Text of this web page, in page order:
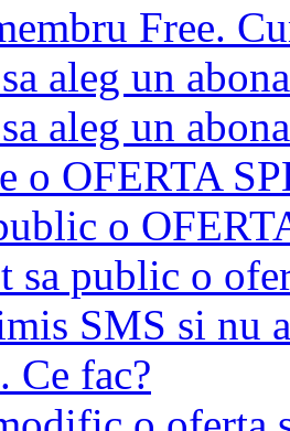
Free.
aleg un
aleg un
o OFERTA
o
sa public o
SMS si nu
Ce fac?